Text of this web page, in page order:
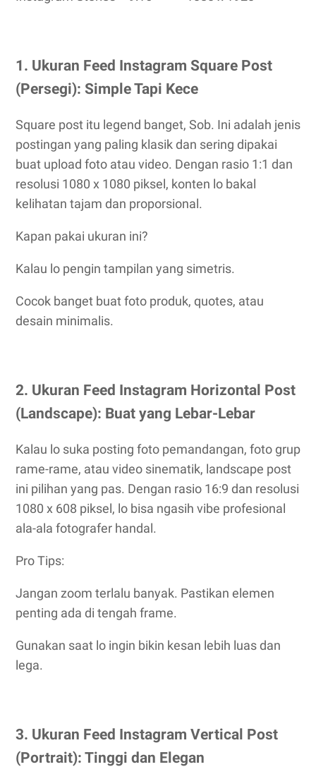
1. Ukuran Feed Instagram Square Post
(Persegi): Simple Tapi Kece
Square post itu legend banget, Sob. Ini adalah jenis
postingan yang paling klasik dan sering dipakai
buat upload foto atau video. Dengan rasio 1:1 dan
resolusi 1080 x 1080 piksel, konten lo bakal
kelihatan tajam dan proporsional.
Kapan pakai ukuran ini?
Kalau lo pengin tampilan yang simetris.
Cocok banget buat foto produk, quotes, atau
desain minimalis.
2. Ukuran Feed Instagram Horizontal Post
(Landscape): Buat yang Lebar-Lebar
Kalau lo suka posting foto pemandangan, foto grup
rame-rame, atau video sinematik, landscape post
ini pilihan yang pas. Dengan rasio 16:9 dan resolusi
1080 x 608 piksel, lo bisa ngasih vibe profesional
ala-ala fotografer handal.
Pro Tips:
Jangan zoom terlalu banyak. Pastikan elemen
penting ada di tengah frame.
Gunakan saat lo ingin bikin kesan lebih luas dan
lega.
3. Ukuran Feed Instagram Vertical Post
(Portrait): Tinggi dan Elegan